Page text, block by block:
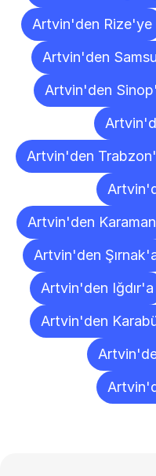
Artvin'den Rize'ye
Artvin'den
Artvin'den
Artvin'den
Artvin'den
Artvin'den
Artvin'den Iğdır'a
Artvin'den